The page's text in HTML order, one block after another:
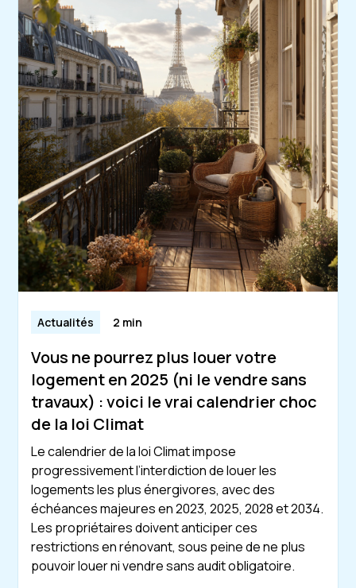
Actualités 2 min
Vous ne pourrez plus louer votre
logement en 2025 (ni le vendre sans
travaux) : voici le vrai calendrier choc
de la loi Climat
Le calendrier de la loi Climat impose
progressivement l’interdiction de louer les
logements les plus énergivores, avec des
échéances majeures en 2023, 2025, 2028 et 2034.
Les propriétaires doivent anticiper ces
restrictions en rénovant, sous peine de ne plus
pouvoir louer ni vendre sans audit obligatoire.